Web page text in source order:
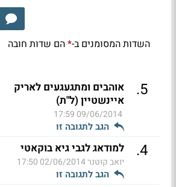
השדות המסומנים ב-*הם שדות חובה
5
.
אוהבים ומתגעגעים לאריק
איינשטיין (ל"ת)
09/06/2014 17:59
הגב לתגובה זו
4
. למודאג לגבי גיא בוקאטי
יואב קוטנר02/06/2014 17:50
הגב לתגובה זו